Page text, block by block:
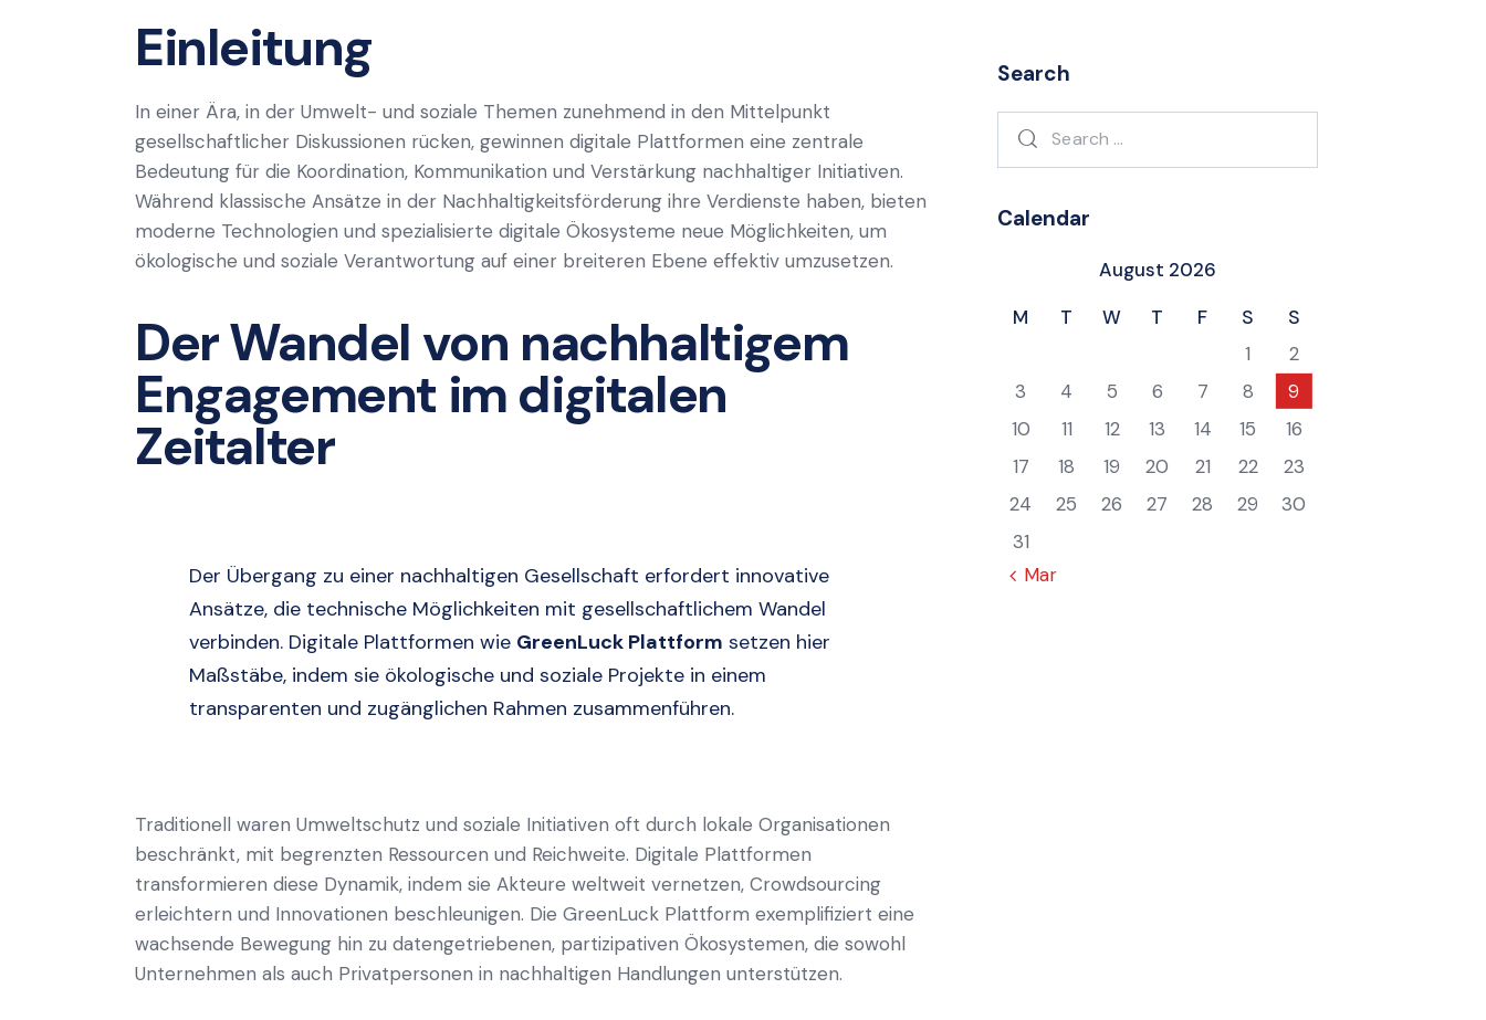
Einleitung
In einer Ära, in der Umwelt- und soziale Themen zunehmend in den Mittelpunkt
gesellschaftlicher Diskussionen rücken, gewinnen digitale Plattformen eine zentrale
Bedeutung für die Koordination, Kommunikation und Verstärkung nachhaltiger Initiativen.
Während klassische Ansätze in der Nachhaltigkeitsförderung ihre Verdienste haben, bieten
moderne Technologien und spezialisierte digitale Ökosysteme neue Möglichkeiten, um
ökologische und soziale Verantwortung auf einer breiteren Ebene effektiv umzusetzen.
Der Wandel von nachhaltigem
Engagement im digitalen
Zeitalter
Der Übergang zu einer nachhaltigen Gesellschaft erfordert innovative
Ansätze, die technische Möglichkeiten mit gesellschaftlichem Wandel
verbinden. Digitale Plattformen wie GreenLuck Plattform setzen hier
Maßstäbe, indem sie ökologische und soziale Projekte in einem
transparenten und zugänglichen Rahmen zusammenführen.
Traditionell waren Umweltschutz und soziale Initiativen oft durch lokale Organisationen
beschränkt, mit begrenzten Ressourcen und Reichweite. Digitale Plattformen
transformieren diese Dynamik, indem sie Akteure weltweit vernetzen, Crowdsourcing
erleichtern und Innovationen beschleunigen. Die GreenLuck Plattform exemplifiziert eine
wachsende Bewegung hin zu datengetriebenen, partizipativen Ökosystemen, die sowohl
Unternehmen als auch Privatpersonen in nachhaltigen Handlungen unterstützen.
Search
Search
Calendar
August 2026
M
T W T F S
S
1
2
3
4 5 6 7 8
9
10
11 12 13 14 15
16
17
18 19 20 21 22
23
24
25 26 27 28 29
30
31
« Mar